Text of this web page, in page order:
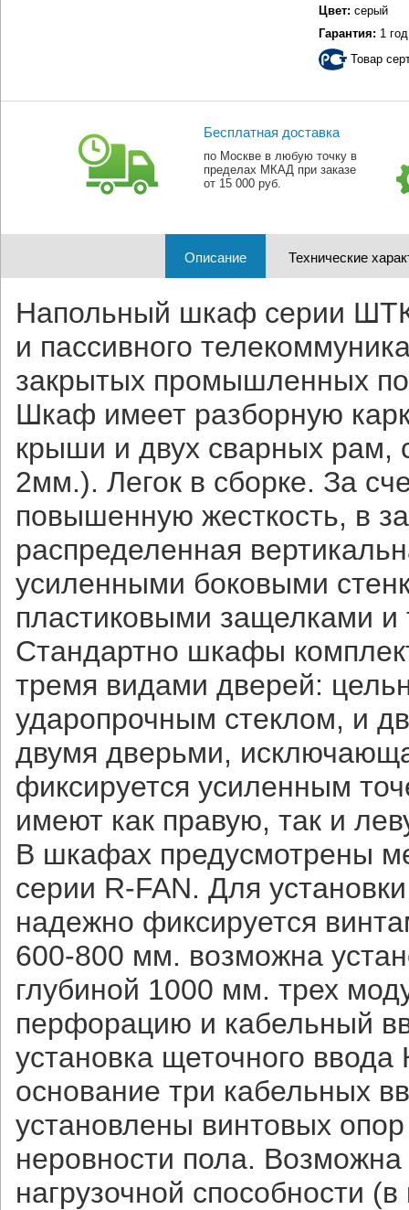
Цвет: серый
Гарантия: 1 год
Товар
Бесплатная доставка
по Москве в любую точку в
пределах МКАД при заказе
от 15 000 руб.
Описание Технические
Напольный шкаф серии
и пассивного
закрытых промышленных
Шкаф имеет разборную
крыши и двух сварных рам,
2мм.). Легок в сборке. За
повышенную жесткость, в
распределенная
усиленными боковыми
пластиковыми защелками
Стандартно шкафы
тремя видами дверей:
ударопрочным стеклом, и
двумя дверьми,
фиксируется усиленным
имеют как правую, так и
В шкафах предусмотрены
серии R-FAN. Для
надежно фиксируется
600-800 мм. возможна
глубиной 1000 мм. трех
перфорацию и кабельный
установка щеточного
основание три кабельных
установлены винтовых
неровности пола.
нагрузочной способности